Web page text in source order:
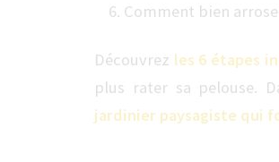
Comment bien
Découvrez les 6 étapes
plus rater sa pelouse.
jardinier paysagiste qui